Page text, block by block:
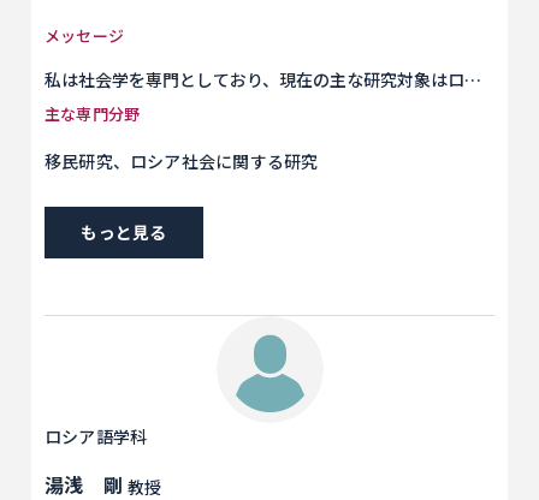
メッセージ
私は社会学を専門としており、現在の主な研究対象はロシ
アの社会です。ロシアは研究対象として非常に興味深い国
本主義体制への急激な政治的変化と、計画経済から市場経
日常生活にも劇的な変化が生じました。このような変化
は、市民に新たな環境への適応を強いました。ソ連解体か
の断絶の最中にある国です。現在ロシア社会が抱えるさま
ざまな問題を研究し、それらが外交関係に与える影響を理
解することは、非常に重要であると考えます。
主な専門分野
移民研究、ロシア社会に関する研究
もっと見る
ロシア語学科
湯浅 剛教授